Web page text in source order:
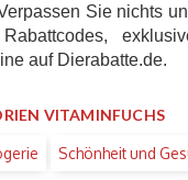
Sie nichts
auf Dierabatte.de.
VITAMINFUCHS
Schönheit und